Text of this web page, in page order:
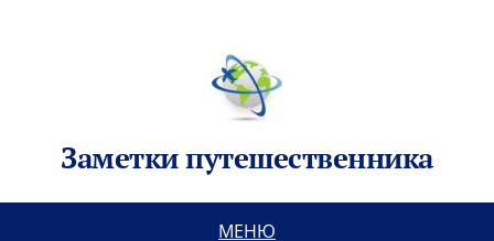
Заметки путешественника
МЕНЮ